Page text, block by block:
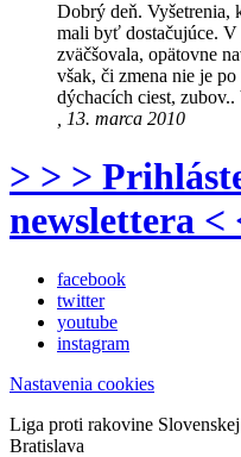
Dobrý deň. Vyšetrenia,
mali byť dostačujúce.
zväčšovala, opätovne
však, či zmena nie je
dýchacích ciest,
, 13. marca 2010
> > >
newslettera <
facebook
twitter
youtube
instagram
Nastavenia cookies
Liga proti rakovine
Bratislava